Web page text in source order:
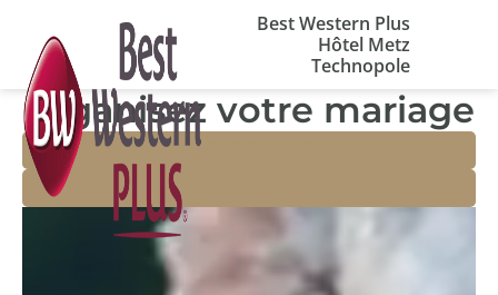
La piscine est désormais
Best Western Plus
Hôtel Metz
Technopole
Organisez votre mariage
+33 3 87 39 94 50
Panneau de gestion des cookies